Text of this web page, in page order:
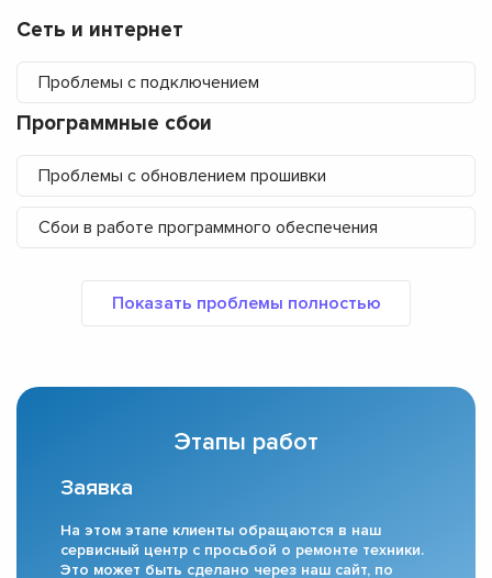
Сеть и интернет
Проблемы с подключением
Программные сбои
Проблемы с обновлением прошивки
Сбои в работе программного обеспечения
Этапы работ
Заявка
На этом этапе клиенты обращаются в наш
сервисный центр с просьбой о ремонте техники.
Это может быть сделано через наш сайт, по